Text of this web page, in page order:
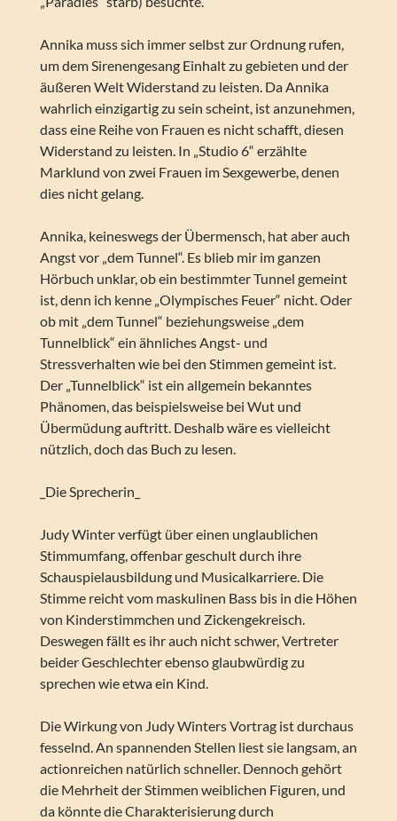
Annika muss sich immer selbst zur Ordnung rufen,
um dem Sirenengesang Einhalt zu gebieten und der
äußeren Welt Widerstand zu leisten. Da Annika
wahrlich einzigartig zu sein scheint, ist anzunehmen,
dass eine Reihe von Frauen es nicht schafft, diesen
Widerstand zu leisten. In „Studio 6“ erzählte
Marklund von zwei Frauen im Sexgewerbe, denen
dies nicht gelang.
Annika, keineswegs der Übermensch, hat aber auch
Angst vor „dem Tunnel“. Es blieb mir im ganzen
Hörbuch unklar, ob ein bestimmter Tunnel gemeint
ist, denn ich kenne „Olympisches Feuer“ nicht. Oder
ob mit „dem Tunnel“ beziehungsweise „dem
Tunnelblick“ ein ähnliches Angst- und
Stressverhalten wie bei den Stimmen gemeint ist.
Der „Tunnelblick“ ist ein allgemein bekanntes
Phänomen, das beispielsweise bei Wut und
Übermüdung auftritt. Deshalb wäre es vielleicht
nützlich, doch das Buch zu lesen.
_Die Sprecherin_
Judy Winter verfügt über einen unglaublichen
Stimmumfang, offenbar geschult durch ihre
Schauspielausbildung und Musicalkarriere. Die
Stimme reicht vom maskulinen Bass bis in die Höhen
von Kinderstimmchen und Zickengekreisch.
Deswegen fällt es ihr auch nicht schwer, Vertreter
beider Geschlechter ebenso glaubwürdig zu
sprechen wie etwa ein Kind.
Die Wirkung von Judy Winters Vortrag ist durchaus
fesselnd. An spannenden Stellen liest sie langsam, an
actionreichen natürlich schneller. Dennoch gehört
die Mehrheit der Stimmen weiblichen Figuren, und
da könnte die Charakterisierung durch